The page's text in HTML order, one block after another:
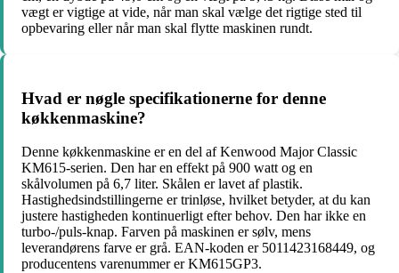
vægt er vigtige at vide, når man skal vælge det rigtige sted til
opbevaring eller når man skal flytte maskinen rundt.
Hvad er nøgle specifikationerne for denne
køkkenmaskine?
Denne køkkenmaskine er en del af Kenwood Major Classic
KM615-serien. Den har en effekt på 900 watt og en
skålvolumen på 6,7 liter. Skålen er lavet af plastik.
Hastighedsindstillingerne er trinløse, hvilket betyder, at du kan
justere hastigheden kontinuerligt efter behov. Den har ikke en
turbo-/puls-knap. Farven på maskinen er sølv, mens
leverandørens farve er grå. EAN-koden er 5011423168449, og
producentens varenummer er KM615GP3.